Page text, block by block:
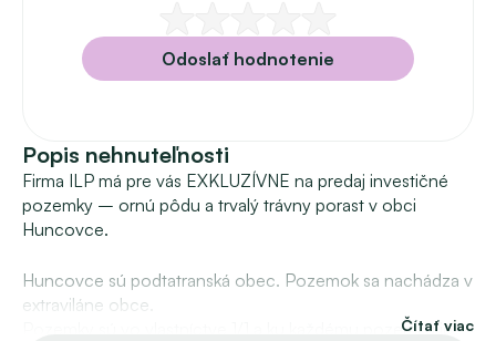
Odoslať hodnotenie
Popis nehnuteľnosti
Firma ILP má pre vás EXKLUZÍVNE na predaj investičné
pozemky – ornú pôdu a trvalý trávny porast v obci
Huncovce.
Huncovce sú podtatranská obec. Pozemok sa nachádza v
extraviláne obce.
Pozemky sú vo vlastníctve 1/1 a ku každému pozemku je
Čítať viac